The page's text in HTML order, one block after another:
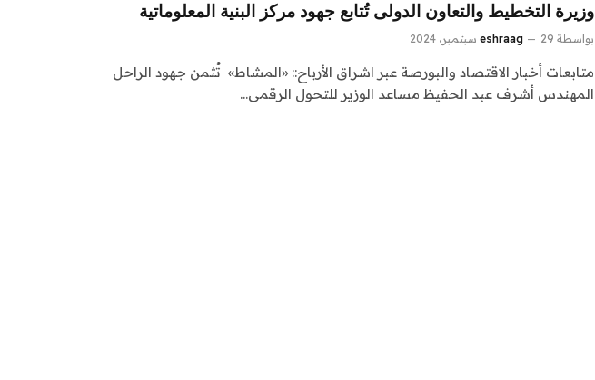
وزيرة التخطيط والتعاون الدولى تُتابع جهود مركز البنية المعلوماتية
بواسطة eshraag 29 سبتمبر، 2024
متابعات أخبار الاقتصاد والبورصة عبر اشراق الأرباح:: «المشاط» تُثمن جهود الراحل
المهندس أشرف عبد الحفيظ مساعد الوزير للتحول الرقمى…